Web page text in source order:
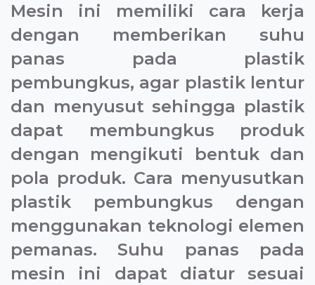
Mesin ini memiliki cara kerja
dengan memberikan suhu
panas pada plastik
pembungkus, agar plastik lentur
dan menyusut sehingga plastik
dapat membungkus produk
dengan mengikuti bentuk dan
pola produk. Cara menyusutkan
plastik pembungkus dengan
menggunakan teknologi elemen
pemanas. Suhu panas pada
mesin ini dapat diatur sesuai